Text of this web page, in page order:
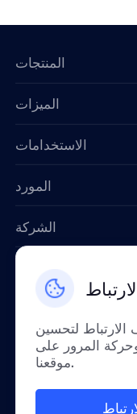
لتحسين
المرور على
موقعنا.
المنتجات
الميزات
الاستخدامات
المورد
الشركة
Email: